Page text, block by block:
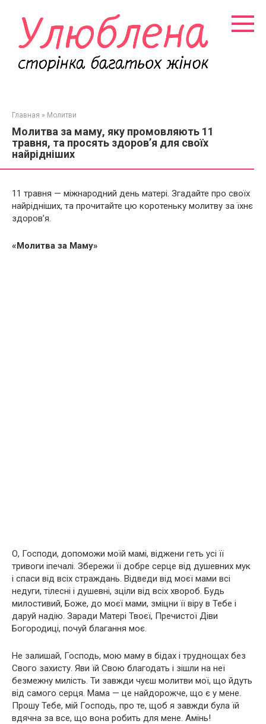
контенту
Главная » Молитви
Молитва за маму, яку промовляють 11
травня, та просять здоров’я для своїх
найрідніших
11 травня — міжнародний день матері. Згадайте про своїх
найрідніших, та прочитайте цю коротеньку молитву за їхнє
здоров’я.
«Молитва за Маму»
О, Господи, допоможи моїй мамі, віджени геть усі її
тривоги іпечалі. Збережи її добре серце від душевних мук
і спаси від всіх страждань. Відведи від моєї мами всі
недуги, тілесні і душевні, зціли від всіх хвороб. Будь
милостивий, Боже, до моєї мами, зміцни її віру в Тебе і
даруй надію. Заради Матері Твоєї, Пречистої Діви
Богородиці, почуй благання моє.
Не залишай, Господь, мою маму в бідах і труднощах без
Свого захисту. Яви їй Свою благодать і зішли на неї
безмежну милість. Ти завжди чуєш молитви мої, що йдуть
від самого серця. Мама — це найдорожче, що є у мене.
Прошу Тебе, мій Господь, про те, щоб я завжди була їй
вдячна за все, що вона робить для мене. Амінь!